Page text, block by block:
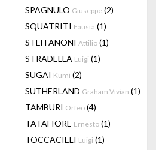
SPAGNULO Giuseppe (2)
SQUATRITI Fausta (1)
STEFFANONI Attilio (1)
STRADELLA Luigi (1)
SUGAI Kumi (2)
SUTHERLAND Graham Vivian (1)
TAMBURI Orfeo (4)
TATAFIORE Ernesto (1)
TOCCACIELI Luigi (1)